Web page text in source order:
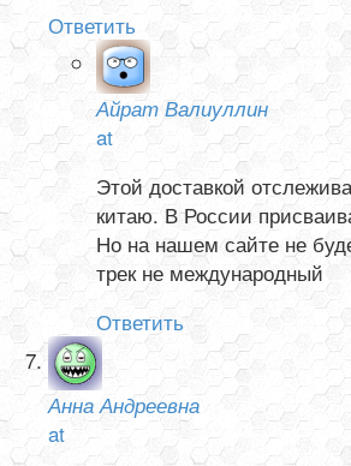
Ответить
Айрат Валиуллин
at
Этой доставкой
китаю. В России
Но на нашем сайте не
трек не международный
Ответить
Анна Андреевна
at